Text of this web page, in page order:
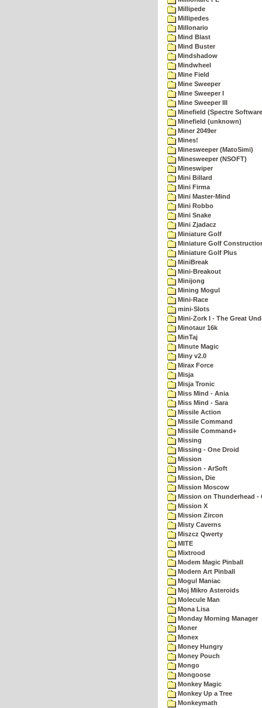
Millipede
Millipedes
Millonario
Mind Blast
Mind Buster
Mindshadow
Mindwheel
Mine Field
Mine Sweeper
Mine Sweeper I
Mine Sweeper III
Minefield (Spectre
Minefield (unknown)
Miner 2049er
Mines!
Minesweeper (MatoSimi)
Minesweeper (NSOFT)
Mineswiper
Mini Billard
Mini Firma
Mini Master-Mind
Mini Robbo
Mini Snake
Mini Zjadacz
Miniature Golf
Miniature Golf
Miniature Golf Plus
MiniBreak
Mini-Breakout
Minijong
Mining Mogul
Mini-Race
mini-Slots
Mini-Zork I - The Great
Minotaur 16k
MinTaj
Minute Magic
Miny v2.0
Mirax Force
Misja
Misja Tronic
Miss Mind - Ania
Miss Mind - Sara
Missile Action
Missile Command
Missile Command+
Missing
Missing - One Droid
Mission
Mission - ArSoft
Mission, Die
Mission Moscow
Mission on Thunderhead -
Mission X
Mission Zircon
Misty Caverns
Miszcz Qwerty
MITE
Mixtrood
Modem Magic Pinball
Modern Art Pinball
Mogul Maniac
Moj Mikro Asteroids
Molecule Man
Mona Lisa
Monday Morning Manager
Moner
Monex
Money Hungry
Money Pouch
Mongo
Mongoose
Monkey Magic
Monkey Up a Tree
Monkeymath